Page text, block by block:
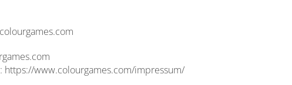
https://www.colourgames.com/impressum/